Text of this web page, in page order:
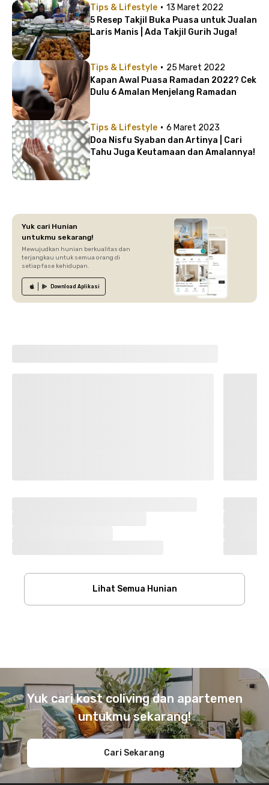
Tips & Lifestyle · 13 Maret 2022
5 Resep Takjil Buka Puasa untuk Jualan
Laris Manis | Ada Takjil Gurih Juga!
Tips & Lifestyle · 25 Maret 2022
Kapan Awal Puasa Ramadan 2022? Cek
Dulu 6 Amalan Menjelang Ramadan
Tips & Lifestyle · 6 Maret 2023
Doa Nisfu Syaban dan Artinya | Cari
Tahu Juga Keutamaan dan Amalannya!
Yuk cari Hunian
untukmu sekarang!
Mewujudkan hunian berkualitas dan
terjangkau untuk semua orang di
setiap fase kehidupan.
Download Aplikasi
Lihat Semua Hunian
Yuk cari kost coliving dan apartemen
untukmu sekarang!
Cari Sekarang